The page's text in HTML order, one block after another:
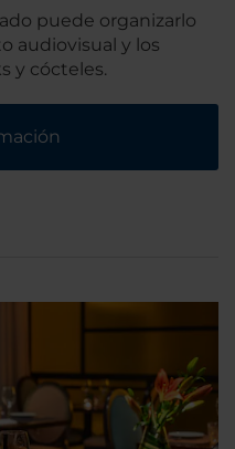
puede organizarlo
audiovisual y los
y cócteles.